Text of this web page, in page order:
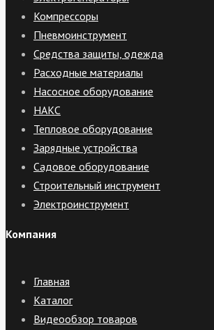
Компрессоры
Пневмоинструмент
Средства защиты, одежда
Расходные материалы
Насосное оборудование
НАКС
Тепловое оборудование
Зарядные устройства
Садовое оборудование
Строительный инструмент
Электроинструмент
Компания
Главная
Каталог
Видеообзор товаров